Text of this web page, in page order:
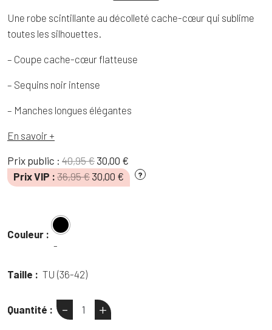
Une robe scintillante au décolleté cache-cœur qui sublime
toutes les silhouettes.
– Coupe cache-cœur flatteuse
– Sequins noir intense
– Manches longues élégantes
En savoir +
Prix public : 40,95€ Le
prix
initial
30,00 €
prix
actuel
Prix VIP : 36,95€ Le
prix
30,00 € Le
prix
?
Couleur :
-
Taille : TU (36-42)
Quantité :
quantité
- +